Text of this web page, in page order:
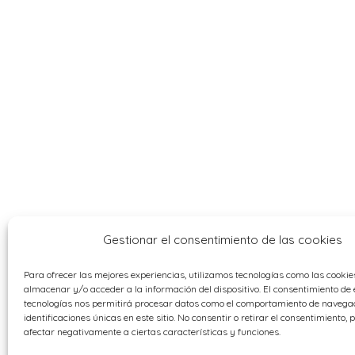
Gestionar el consentimiento de las cookies
Para ofrecer las mejores experiencias, utilizamos tecnologías como las
almacenar y/o acceder a la información del dispositivo. El consentimiento de
tecnologías nos permitirá procesar datos como el comportamiento de
identificaciones únicas en este sitio. No consentir o retirar el consentimiento,
afectar negativamente a ciertas características y funciones.